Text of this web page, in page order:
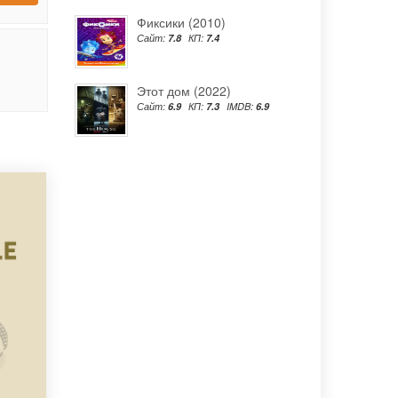
Фиксики (2010)
Сайт: 7.8 КП: 7.4
Этот дом (2022)
Сайт: 6.9 КП: 7.3 IMDB: 6.9